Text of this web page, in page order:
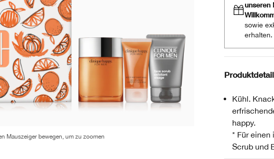
Mauszeiger bewegen, um zu zoomen
unseren
sowie
erhalten.
Kühl.
happy.
* Für einen
Scrub und